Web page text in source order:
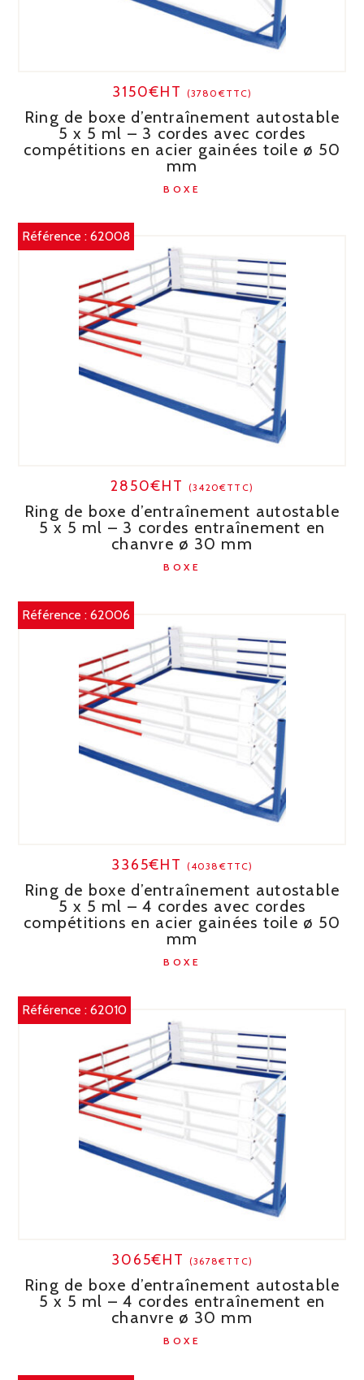
3150€HT (3780€TTC)
Ring de boxe d’entraînement autostable
5 x 5 ml – 3 cordes avec cordes
compétitions en acier gainées toile ø 50
mm
BOXE
Référence :62008
2850€HT (3420€TTC)
Ring de boxe d’entraînement autostable
5 x 5 ml – 3 cordes entraînement en
chanvre ø 30 mm
BOXE
Référence :62006
3365€HT (4038€TTC)
Ring de boxe d’entraînement autostable
5 x 5 ml – 4 cordes avec cordes
compétitions en acier gainées toile ø 50
mm
BOXE
Référence :62010
3065€HT (3678€TTC)
Ring de boxe d’entraînement autostable
5 x 5 ml – 4 cordes entraînement en
chanvre ø 30 mm
BOXE